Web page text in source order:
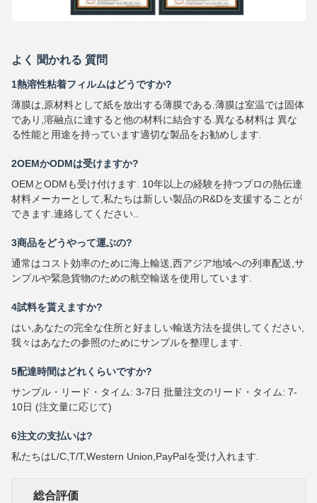
よく 聞かれる 質問
1熱溶性粘着フィルムはどうですか?
薄膜は,原材料として紙を放出する薄膜である.薄膜は室温では固体
であり,溶融点に達すると他の材料に結合する.異なる材料は 異な
る性能と用途を持っています適切な製品をお勧めします.
2OEMかODMは受けますか?
OEMとODMも受け付けます. 10年以上の経験を持つプロの熱伝達
材料メーカーとして,私たちは新しい製品のR&Dを支援することが
できます.連絡してください..
3商品をどうやって運ぶの?
通常はコスト効率のために海上輸送,西アジア地域への列車配送,サ
ンプルや緊急貨物のための航空輸送を使用しています.
4試料を貰えますか?
はい,あなたの完全な住所と好ましい輸送方法を提供してください,
我々はあなたの参照のためにサンプルを整理します.
5配達時間はどれくらいですか?
サンプル・リード・タイム: 3-7日 批量注文のリード・タイム: 7-
10日 (注文量に応じて)
6注文の支払いは?
私たちはL/C,T/T,Western Union,PayPalを受け入れます.
総合評価